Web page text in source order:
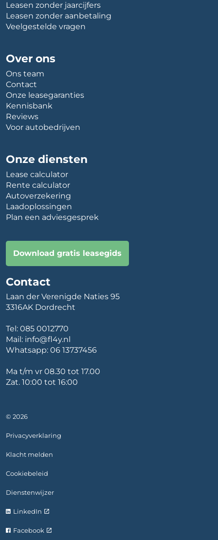
Leasen zonder jaarcijfers
Leasen zonder aanbetaling
Veelgestelde vragen
Over ons
Ons team
Contact
Onze leasegaranties
Kennisbank
Reviews
Voor autobedrijven
Onze diensten
Lease calculator
Rente calculator
Autoverzekering
Laadoplossingen
Plan een adviesgesprek
Download gratis leasegids
Contact
Laan der Verenigde Naties 95
3316AK Dordrecht
Tel: 085 0012770
Mail: info@fl4y.nl
Whatsapp: 06 13737456
Ma t/m vr 08.30 tot 17.00
Zat. 10:00 tot 16:00
© 2026
Privacyverklaring
Klacht melden
Cookiebeleid
Dienstenwijzer
LinkedIn
Facebook